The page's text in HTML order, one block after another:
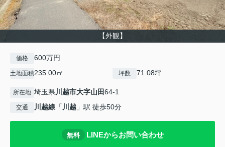
【外観】
価格 600万円
土地面積235.00㎡ 坪数 71.08坪
所在地 埼玉県川越市大字山田64-1
交通 川越線 「 川越 」駅 徒歩50分
無料 LINEからお問い合わせ